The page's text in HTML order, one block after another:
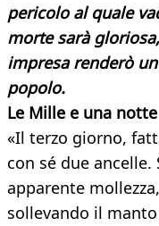
pericolo al quale
morte sarà
impresa renderò
popolo.
Le Mille e una notte
«Il terzo giorno,
con sé due
apparente
sollevando il manto